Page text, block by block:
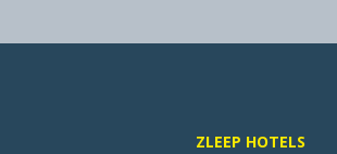
ZLEEP HOTELS